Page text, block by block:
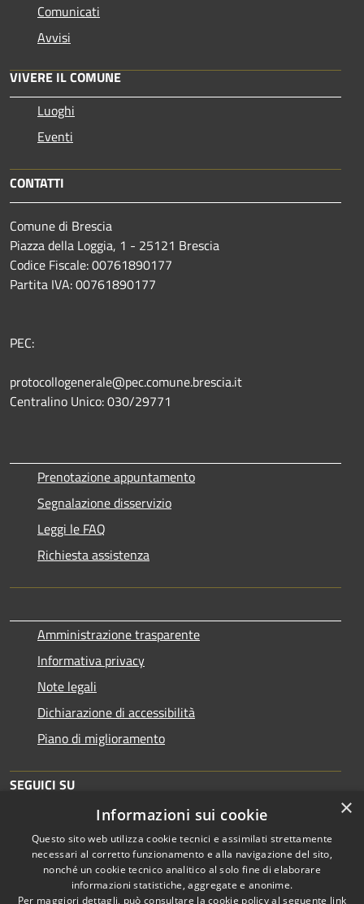
Comunicati
Avvisi
VIVERE IL COMUNE
Luoghi
Eventi
CONTATTI
Comune di Brescia
Piazza della Loggia, 1 - 25121 Brescia
Codice Fiscale: 00761890177
Partita IVA: 00761890177
PEC:
protocollogenerale@pec.comune.brescia.it
Centralino Unico: 030/29771
Prenotazione appuntamento
Segnalazione disservizio
Leggi le FAQ
Richiesta assistenza
Amministrazione trasparente
Informativa privacy
Note legali
Dichiarazione di accessibilità
Piano di miglioramento
SEGUICI SU
RSS
Copyright © 2026 • Comune di
×
Informazioni sui cookie
Questo sito web utilizza cookie tecnici e assimilati strettamente
necessari al corretto funzionamento e alla navigazione del sito,
nonché un cookie tecnico analitico al solo fine di elaborare
informazioni statistiche, aggregate e anonime.
Per maggiori dettagli, può consultare la cookie policy al seguente link